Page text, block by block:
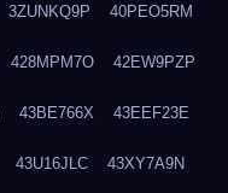
3ZUNKQ9P 40PEO5RM
428MPM7O 42EW9PZP
43BE766X 43EEF23E
43U16JLC 43XY7A9N